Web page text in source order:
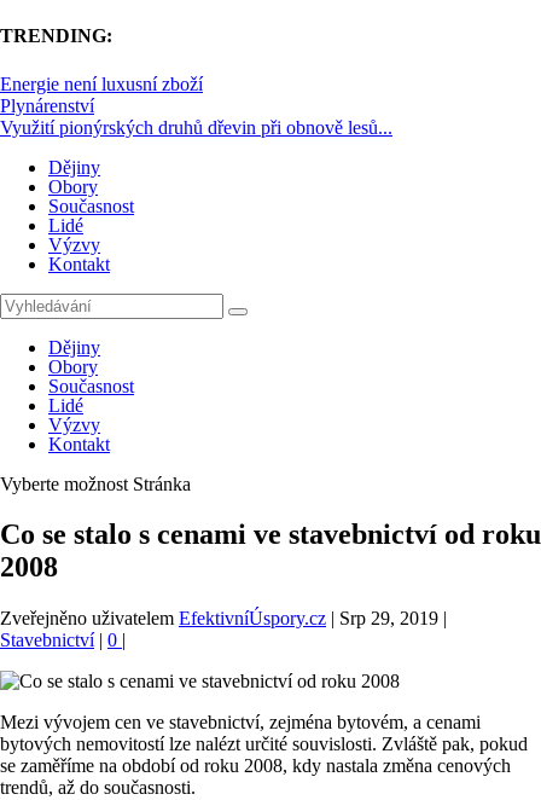
TRENDING:
Energie není luxusní zboží
Plynárenství
Využití pionýrských druhů dřevin při obnově lesů...
Dějiny
Obory
Současnost
Lidé
Výzvy
Kontakt
Dějiny
Obory
Současnost
Lidé
Výzvy
Kontakt
Vyberte možnost Stránka
Co se stalo s cenami ve stavebnictví od roku
2008
Zveřejněno uživatelem EfektivníÚspory.cz | Srp 29, 2019 |
Stavebnictví| 0 |
Mezi vývojem cen ve stavebnictví, zejména bytovém, a cenami
bytových nemovitostí lze nalézt určité souvislosti. Zvláště pak, pokud
se zaměříme na období od roku 2008, kdy nastala změna cenových
trendů, až do současnosti.